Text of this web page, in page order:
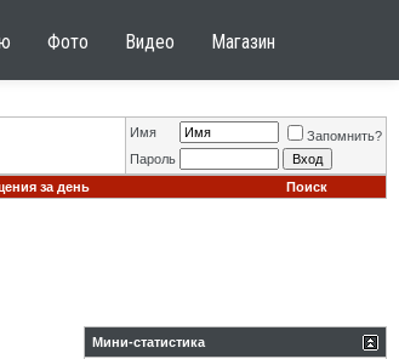
Фото Видео Магазин
Имя
Запомнить?
Пароль
за день Поиск
Мини-статистика